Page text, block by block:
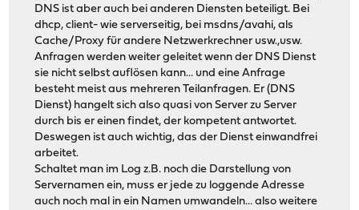
DNS ist aber auch bei anderen Diensten beteiligt. Bei
dhcp, client- wie serverseitig, bei msdns/avahi, als
Cache/Proxy für andere Netzwerkrechner usw.,usw.
Anfragen werden weiter geleitet wenn der DNS Dienst
sie nicht selbst auflösen kann... und eine Anfrage
besteht meist aus mehreren Teilanfragen. Er (DNS
Dienst) hangelt sich also quasi von Server zu Server
durch bis er einen findet, der kompetent antwortet.
Deswegen ist auch wichtig, das der Dienst einwandfrei
arbeitet.
Schaltet man im Log z.B. noch die Darstellung von
Servernamen ein, muss er jede zu loggende Adresse
auch noch mal in ein Namen umwandeln... also weitere